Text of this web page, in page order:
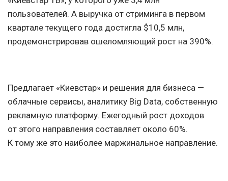
пользователей. А выручка от стриминга в первом
квартале текущего года достигла $10,5 млн,
продемонстрировав ошеломляющий рост на 390%.
Предлагает «Киевстар» и решения для бизнеса —
облачные сервисы, аналитику Big Data, собственную
рекламную платформу. Ежегодный рост доходов
от этого направления составляет около 60%.
К тому же это наиболее маржинальное направление.